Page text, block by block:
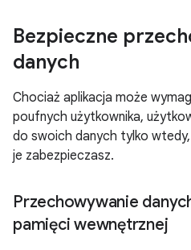
Bezpieczne
danych
Chociaż aplikacja może
poufnych użytkownika,
do swoich danych tylko
je zabezpieczasz.
Przechowywanie
pamięci wewnętrznej